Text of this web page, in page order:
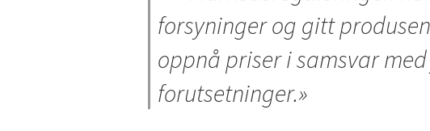
forsyninger og gitt
oppnå priser i samsvar
forutsetninger.»